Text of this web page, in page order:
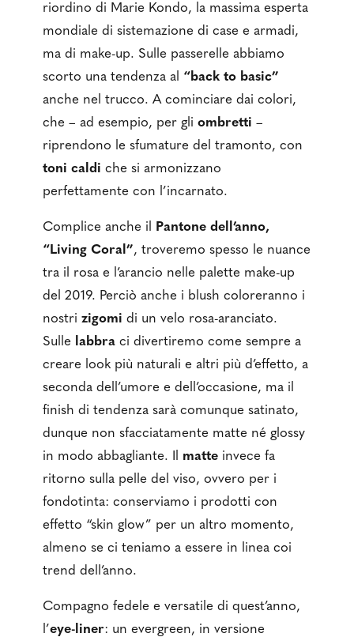
riordino di Marie Kondo, la massima esperta
mondiale di sistemazione di case e armadi,
ma di make-up. Sulle passerelle abbiamo
scorto una tendenza al “back to basic”
anche nel trucco. A cominciare dai colori,
che – ad esempio, per gliombretti –
riprendono le sfumature del tramonto, con
toni caldi che si armonizzano
perfettamente con l’incarnato.
Complice anche il
Pantone dell’anno,
“Living Coral”, troveremo spesso le nuance
tra il rosa e l’arancio nelle palette make-up
del 2019. Perciò anche i blush coloreranno i
nostrizigomi di un velo rosa-aranciato.
Sulle labbra ci divertiremo come sempre a
creare look più naturali e altri più d’effetto, a
seconda dell’umore e dell’occasione, ma il
finish di tendenza sarà comunque satinato,
dunque non sfacciatamente matte né glossy
in modo abbagliante. Il matte invece fa
ritorno sulla pelle del viso, ovvero per i
fondotinta: conserviamo i prodotti con
effetto “skin glow” per un altro momento,
almeno se ci teniamo a essere in linea coi
trend dell’anno.
Compagno fedele e versatile di quest’anno,
l’eye-liner: un evergreen, in versione